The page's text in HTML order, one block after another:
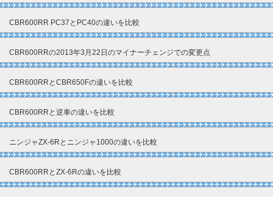
CBR600RR PC37とPC40の違いを比較
CBR600RRの2013年3月22日のマイナーチェンジでの変更点
CBR600RRとCBR650Fの違いを比較
CBR600RRと逆車の違いを比較
ニンジャZX-6Rとニンジャ1000の違いを比較
CBR600RRとZX-6Rの違いを比較